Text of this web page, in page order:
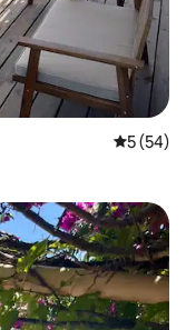
5 de uma
5 (54)